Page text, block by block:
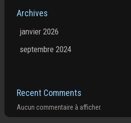
Archives
janvier 2026
septembre 2024
Recent Comments
Aucun commentaire à afficher.